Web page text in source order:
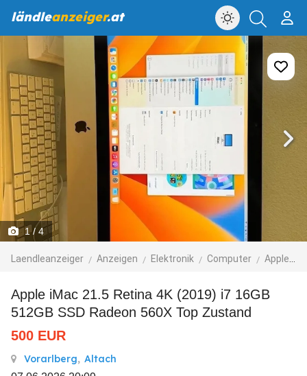
ländleanzeiger.at
1/ 4
Laendleanzeiger Anzeigen Elektronik Computer Apple-Computer
Apple iMac 21.5 Retina 4K (2019) i7 16GB
512GB SSD Radeon 560X Top Zustand
500 EUR
Vorarlberg, Altach